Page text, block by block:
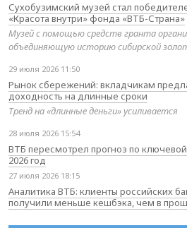
Сухобузимский музей стал
«Красота внутри» фонда «ВТБ-Страна»
Музей с помощью средств гранта
объединяющую историю сибирской
29 июля 2026 11:50
Рынок сбережений: вкладчикам
доходность на длинные сроки
Тренд на «длинные деньги» усиливается
28 июля 2026 15:54
ВТБ пересмотрел прогноз по
2026 год
27 июля 2026 18:15
Аналитика ВТБ: клиенты российских
получили меньше кешбэка, чем в